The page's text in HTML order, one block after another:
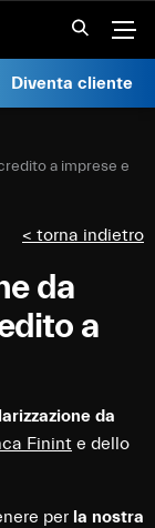
Diventa cliente
a imprese e
< torna indietro
da
a
da
Finint e dello
per la nostra